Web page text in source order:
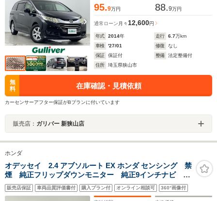
95.9万円 88.9万円
通常ローン 月々12,600円
年式 2014年 走行 6.7万km
車検
'27/01 修復
なし
保証
保証付 整備
法定整備付
住所
埼玉県狭山市
無
料
在庫確認・見積依頼
カーセンサーアフター保証がBプランに付いています
販売店： ガリバー 新狭山店
ホンダ
オデッセイ 2.4 アブソルート EX ホンダ センシング 禁
煙 純正フリップダウンモニター 純正9インチナビ 衝
突軽減ブレーキ レーンキー純正17AW 両側パワースラ
イドドア パワーシート リアオートエアコン アダプ
販売店保証 車両品質評価書付 購入プラン付 オンライン相談可 360°画像付